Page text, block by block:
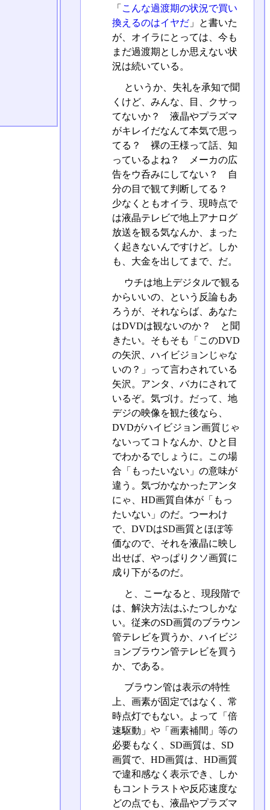
「 こんな過渡期の状況で買い
換えるのはイヤだ」と書いた
が、オイラにとっては、今も
まだ過渡期としか思えない状
況は続いている。
というか、失礼を承知で聞
くけど、みんな、目、クサっ
てないか？ 液晶やプラズマ
がキレイだなんて本気で思っ
てる？ 裸の王様って話、知
っているよね？ メーカの広
告をウ呑みにしてない？ 自
分の目で観て判断してる？
少なくともオイラ、現時点で
は液晶テレビで地上アナログ
放送を観る気なんか、まった
く起きないんですけど。しか
も、大金を出してまで、だ。
ウチは地上デジタルで観る
からいいの、という反論もあ
ろうが、それならば、あなた
はDVDは観ないのか？ と聞
きたい。そもそも「このDVD
の矢沢、ハイビジョンじゃな
いの？」って言わされている
矢沢。アンタ、バカにされて
いるぞ。気づけ。だって、地
デジの映像を観た後なら、
DVDがハイビジョン画質じゃ
ないってコトなんか、ひと目
でわかるでしょうに。この場
合「もったいない」の意味が
違う。気づかなかったアンタ
にゃ、HD画質自体が「もっ
たいない」のだ。つーわけ
で、DVDはSD画質とほぼ等
価なので、それを液晶に映し
出せば、やっぱりクソ画質に
成り下がるのだ。
と、こーなると、現段階で
は、解決方法はふたつしかな
い。従来のSD画質のブラウン
管テレビを買うか、ハイビジ
ョンブラウン管テレビを買う
か、である。
ブラウン管は表示の特性
上、画素が固定ではなく、常
時点灯でもない。よって「倍
速駆動」や「画素補間」等の
必要もなく、SD画質は、SD
画質で、HD画質は、HD画質
で違和感なく表示でき、しか
もコントラストや反応速度な
どの点でも、液晶やプラズマ